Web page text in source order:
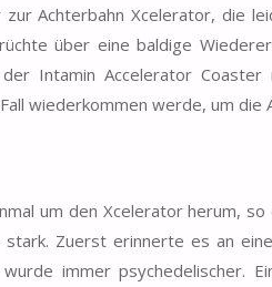
Achterbahn Xcelerator, die
über eine baldige
Intamin Accelerator
wiederkommen werde, um die
um den Xcelerator herum, so
Zuerst erinnerte es an
immer psychedelischer.